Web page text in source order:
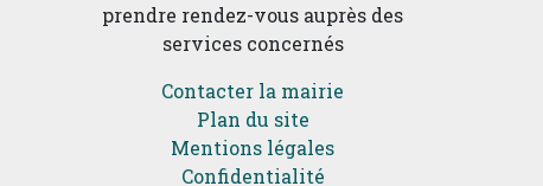
prendre rendez-vous auprès des
services concernés
Contacter la mairie
Plan du site
Mentions légales
Confidentialité